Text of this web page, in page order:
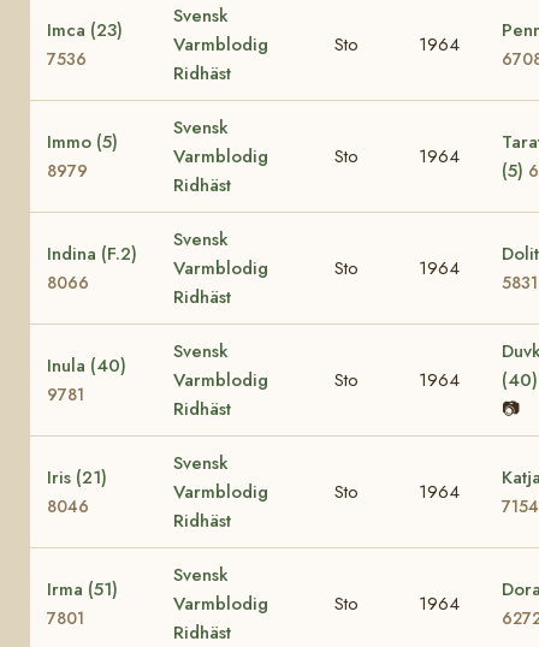
Imca (23)
7536
Svensk
Varmblodig
Ridhäst
Sto 1964
Immo (5)
8979
Svensk
Varmblodig
Ridhäst
Sto 1964
(5)
Indina (F.2)
8066
Svensk
Varmblodig
Ridhäst
Sto 1964
5831
Inula (40)
9781
Svensk
Varmblodig
Ridhäst
Sto 1964
📷
Iris (21)
8046
Svensk
Varmblodig
Ridhäst
Sto 1964
7154
Irma (51)
7801
Svensk
Varmblodig
Ridhäst
Sto 1964